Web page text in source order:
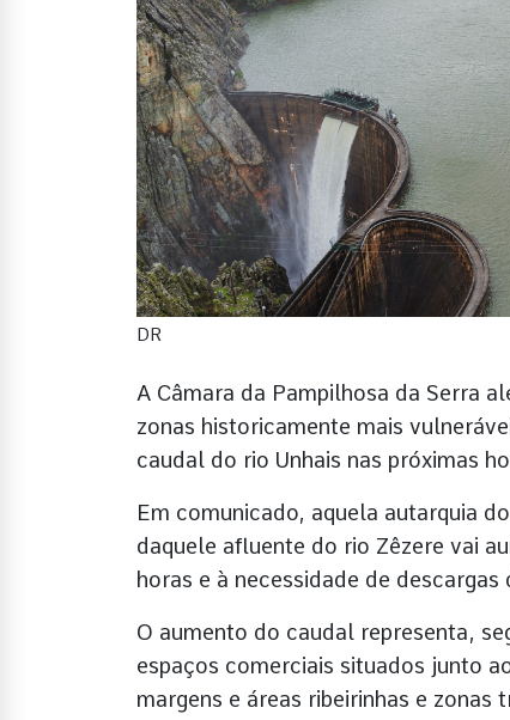
DR
A Câmara da Pampilhosa da Serra
zonas historicamente mais
caudal do rio Unhais nas próximas
Em comunicado, aquela autarquia
daquele afluente do rio Zêzere vai
horas e à necessidade de descargas
O aumento do caudal representa,
espaços comerciais situados junto
margens e áreas ribeirinhas e zonas